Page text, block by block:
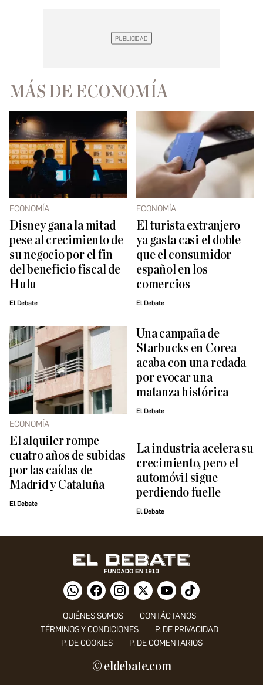
MÁS DE ECONOMÍA
ECONOMÍA
Disney gana la mitad
pese al crecimiento de
su negocio por el fin
del beneficio fiscal de
Hulu
El Debate
ECONOMÍA
El turista extranjero
ya gasta casi el doble
que el consumidor
español en los
comercios
El Debate
ECONOMÍA
El alquiler rompe
cuatro años de subidas
por las caídas de
Madrid y Cataluña
El Debate
Una campaña de
Starbucks en Corea
acaba con una redada
por evocar una
matanza histórica
El Debate
La industria acelera su
crecimiento, pero el
automóvil sigue
perdiendo fuelle
El Debate
QUIÉNES SOMOS
CONTÁCTANOS
TÉRMINOS Y CONDICIONES
P. DE PRIVACIDAD
P. DE COOKIES
P. DE COMENTARIOS
© eldebate.com